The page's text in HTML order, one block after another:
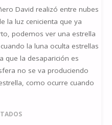
David realizó entre nubes
la luz cenicienta que ya
podemos ver una estrella
la luna oculta estrellas
que la desaparición es
no se va produciendo
como ocurre cuando